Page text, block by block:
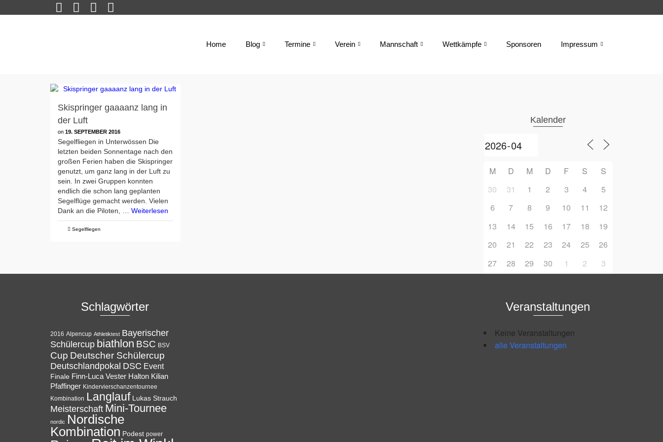
Home Blog Termine Verein Mannschaft Wettkämpfe Sponsoren Impressum
Skispringer gaaaanz lang in
der Luft
on 19. SEPTEMBER 2016
Segelfliegen in Unterwössen Die
letzten beiden Sonnentage nach den
großen Ferien haben die Skispringer
genutzt, um ganz lang in der Luft zu
sein. In zwei Gruppen konnten
endlich die schon lang geplanten
Segelflüge gemacht werden. Vielen
Dank an die Piloten, … Weiterlesen
Segelfliegen
Kalender
M D M D F S
S
30
31 1 2 3 4
5
6
7 8 9 10 11
12
13
14 15 16 17 18
19
20
21 22 23 24 25
26
27
28 29 30 1 2 3
Schlagwörter
2016 Alpencup Athletiktest Bayerischer
Schülercup biathlon BSC BSV
Cup Deutscher Schülercup
Deutschlandpokal DSC Event
Finale Finn-Luca Vester Halton Kilian
Pfaffinger Kindervierschanzentournee
Kombination Langlauf Lukas Strauch
Meisterschaft Mini-Tournee
nordic Nordische
Kombination Podest power
Veranstaltungen
Keine Veranstaltungen
alle Veranstaltungen